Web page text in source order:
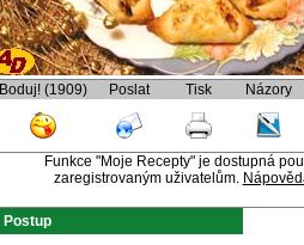
Boduj! (1909) Poslat Tisk Názory
Funkce "Moje Recepty" je dostupná
zaregistrovaným uživatelům.
Postup